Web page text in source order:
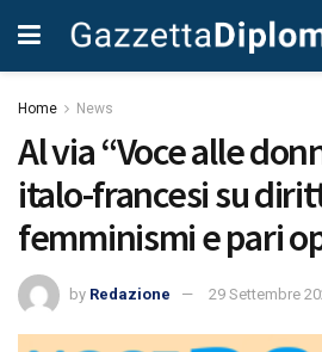
Home News
Al via “Voce alle
italo-francesi su
femminismi e pari
by Redazione 29 Settembre